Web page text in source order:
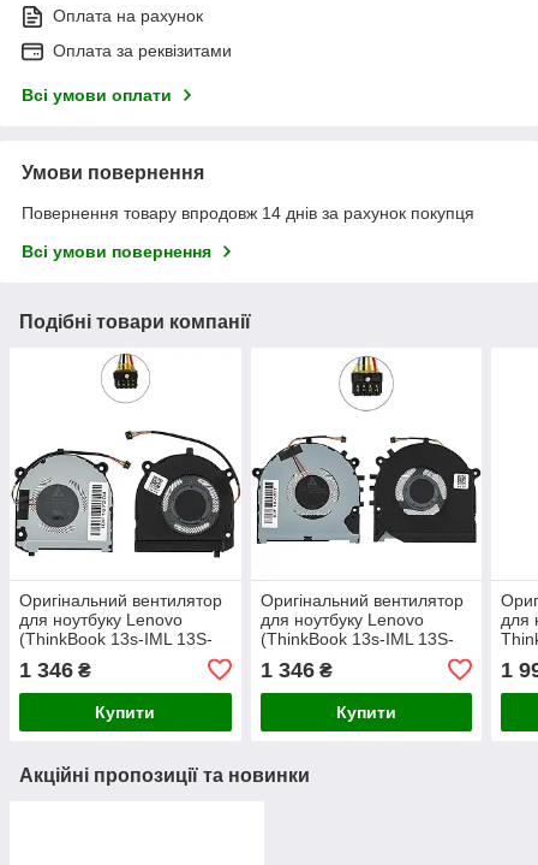
Оплата на рахунок
Оплата за реквізитами
Всі умови оплати
Умови повернення
Повернення товару впродовж 14 днів за рахунок покупця
Всі умови повернення
Подібні товари компанії
Оригінальний вентилятор
для ноутбуку Lenovo
(ThinkBook 13s-IML 13S-
1 346 ₴
Купити
Оригінальний вентилятор
для ноутбуку Lenovo
(ThinkBook 13s-IML 13S-
1 346₴
Купити
для
1
Акційні пропозиції та новинки